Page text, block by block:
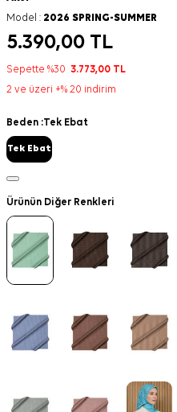
Model : 2026 SPRING-SUMMER
5.390,00 TL
Sepette %30 3.773,00 TL
2 ve üzeri +% 20 indirim
Beden :Tek Ebat
Tek Ebat
Ürünün Diğer Renkleri